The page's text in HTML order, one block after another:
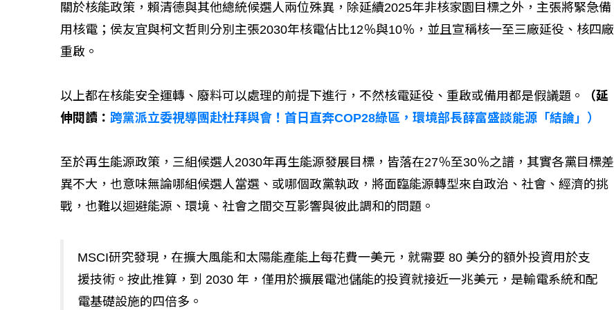
關於核能政策，賴清德與其他總統候選人兩位殊異，除延續2025年非核家園目標之外，主張將緊急備
用核電；侯友宜與柯文哲則分別主張2030年核電佔比12％與10％，並且宣稱核一至三廠延役、核四廠
重啟。
以上都在核能安全運轉、廢料可以處理的前提下進行，不然核電延役、重啟或備用都是假議題。
（延
伸閱讀： 跨黨派立委視導團赴杜拜與會！首日直奔COP28綠區，環境部長薛富盛談能源「結論」）
至於再生能源政策，三組候選人2030年再生能源發展目標，皆落在27％至30％之譜，其實各黨目標差
異不大，也意味無論哪組候選人當選、或哪個政黨執政，將面臨能源轉型來自政治、社會、經濟的挑
戰，也難以迴避能源、環境、社會之間交互影響與彼此調和的問題。
MSCI研究發現，在擴大風能和太陽能產能上每花費一美元，就需要 80 美分的額外投資用於支
援技術。按此推算，到 2030 年，僅用於擴展電池儲能的投資就接近一兆美元，是輸電系統和配
電基礎設施的四倍多。